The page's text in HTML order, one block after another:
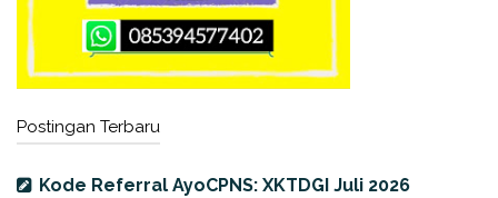
Postingan Terbaru
Kode Referral AyoCPNS: XKTDGI Juli 2026